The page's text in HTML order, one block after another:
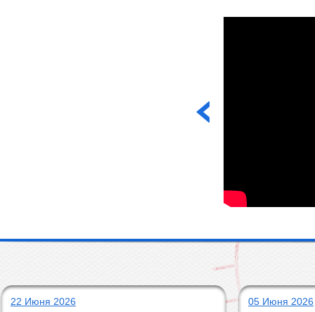
22 Июня 2026 05 Июня 2026